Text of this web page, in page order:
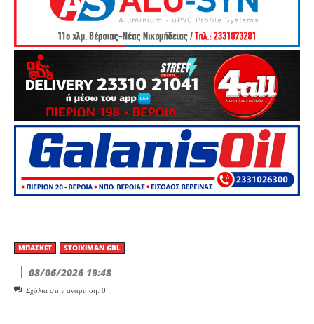
ΜΠΆΣΚΕΤ STOIXIMAN GBL
08/06/2026 19:48
Σχόλια στην ανάρτηση: 0